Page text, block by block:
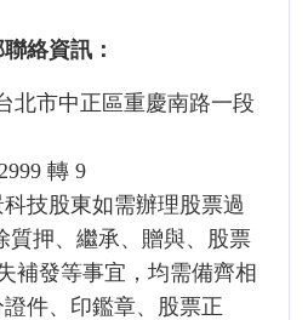
絡資訊：
北市中正區重慶南路一段
轉 9
科技股東如需辦理股票過
質押、繼承、贈與、股票
補發等事宜，均需備齊相
件、印鑑章、股票正